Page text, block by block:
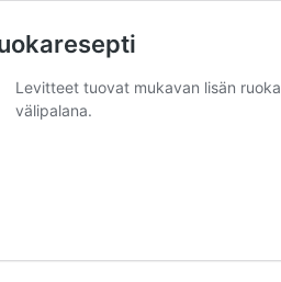
Levitteet tuovat mukavan lisän
välipalana.